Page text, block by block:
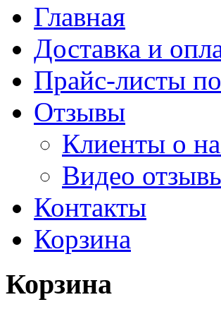
Главная
Доставка и
Прайс-листы
Отзывы
Клиенты о
Видео
Контакты
Корзина
Корзина